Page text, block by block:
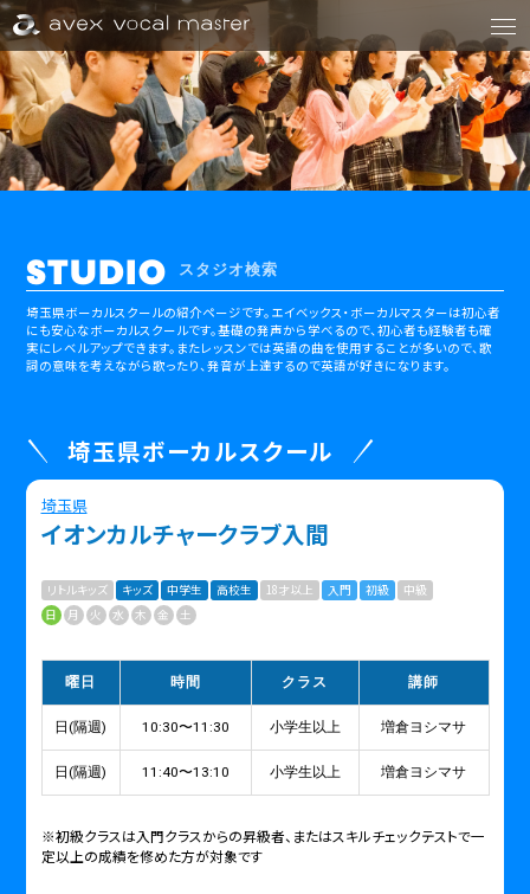
STUDIO スタジオ検索
埼玉県ボーカルスクールの紹介ページです。 エイベックス・ボーカルマスターは初心者
にも安心なボーカルスクールです。基礎の発声から学べるので、初心者も経験者も確
実にレベルアップできます。 またレッスンでは英語の曲を使用することが多いので、歌
詞の意味を考えながら歌ったり、発音が上達するので英語が好きになります。
埼玉県ボーカルスクール
埼玉県
イオンカルチャークラブ入間
リトルキッズ キッズ 中学生 高校生 18才以上 入門 初級
中級
日
月 火 水 木 金 土
曜日 時間 クラス 講師
日(隔週) 10:30〜11:30 小学生以上 増倉ヨシマサ
日(隔週) 11:40〜13:10 小学生以上 増倉ヨシマサ
※初級クラスは入門クラスからの昇級者、またはスキルチェックテストで一
定以上の成績を修めた方が対象です